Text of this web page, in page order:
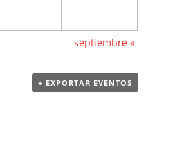
septiembre»
+ EXPORTAR EVENTOS